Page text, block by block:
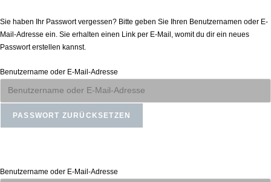
Sie haben Ihr Passwort vergessen? Bitte geben Sie Ihren Benutzernamen oder E-
Mail-Adresse ein. Sie erhalten einen Link per E-Mail, womit du dir ein neues
Passwort erstellen kannst.
Benutzername oder E-Mail-Adresse
Benutzername oder E-Mail-Adresse